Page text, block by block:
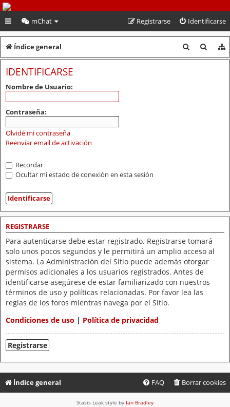
PeruVoley.com
mChat Identificarse
Registrarse
Índice general
u
u
IDENTIFICARSE
Nombre de Usuario:
Contraseña:
Olvidé mi contraseña
Reenviar email de activación
Recordar
Ocultar mi estado de conexión en esta sesión
REGISTRARSE
Para autenticarse debe estar registrado. Registrarse tomará
solo unos pocos segundos y le permitirá un amplio acceso al
sistema. La Administración del Sitio puede además otorgar
permisos adicionales a los usuarios registrados. Antes de
identificarse asegúrese de estar familiarizado con nuestros
términos de uso y políticas relacionadas. Por favor lea las
reglas de los foros mientras navega por el Sitio.
Condiciones de uso | Política de privacidad
Registrarse
Índice general Borrar cookies
FAQ
Stasis Leak style by Ian Bradley